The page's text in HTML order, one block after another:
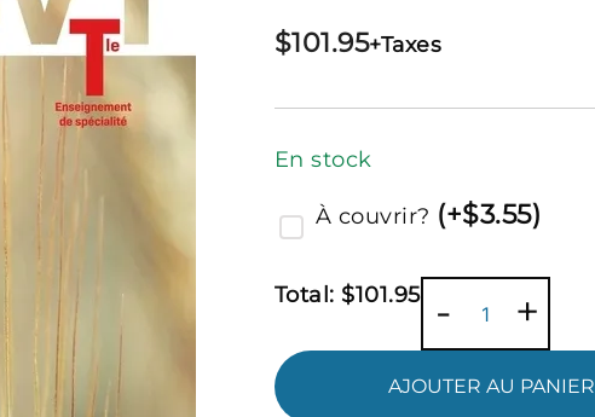
$101.95+Taxes
En stock
À couvrir? (+$3.55)
Total: $101.95 -
quantité
+
AJOUTER AU PANIER